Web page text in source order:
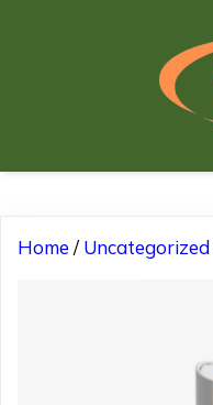
Home /Uncategorized